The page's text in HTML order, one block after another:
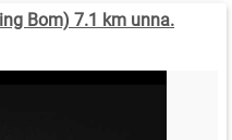
Bom) 7.1 km unna.